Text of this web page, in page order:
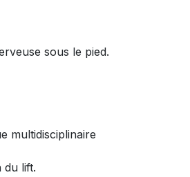
sous le pied.
multidisciplinaire
du lift.